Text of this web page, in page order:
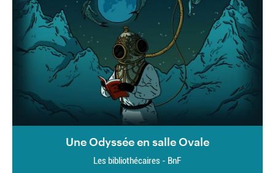
Une Odyssée en salle Ovale
Les bibliothécaires - BnF